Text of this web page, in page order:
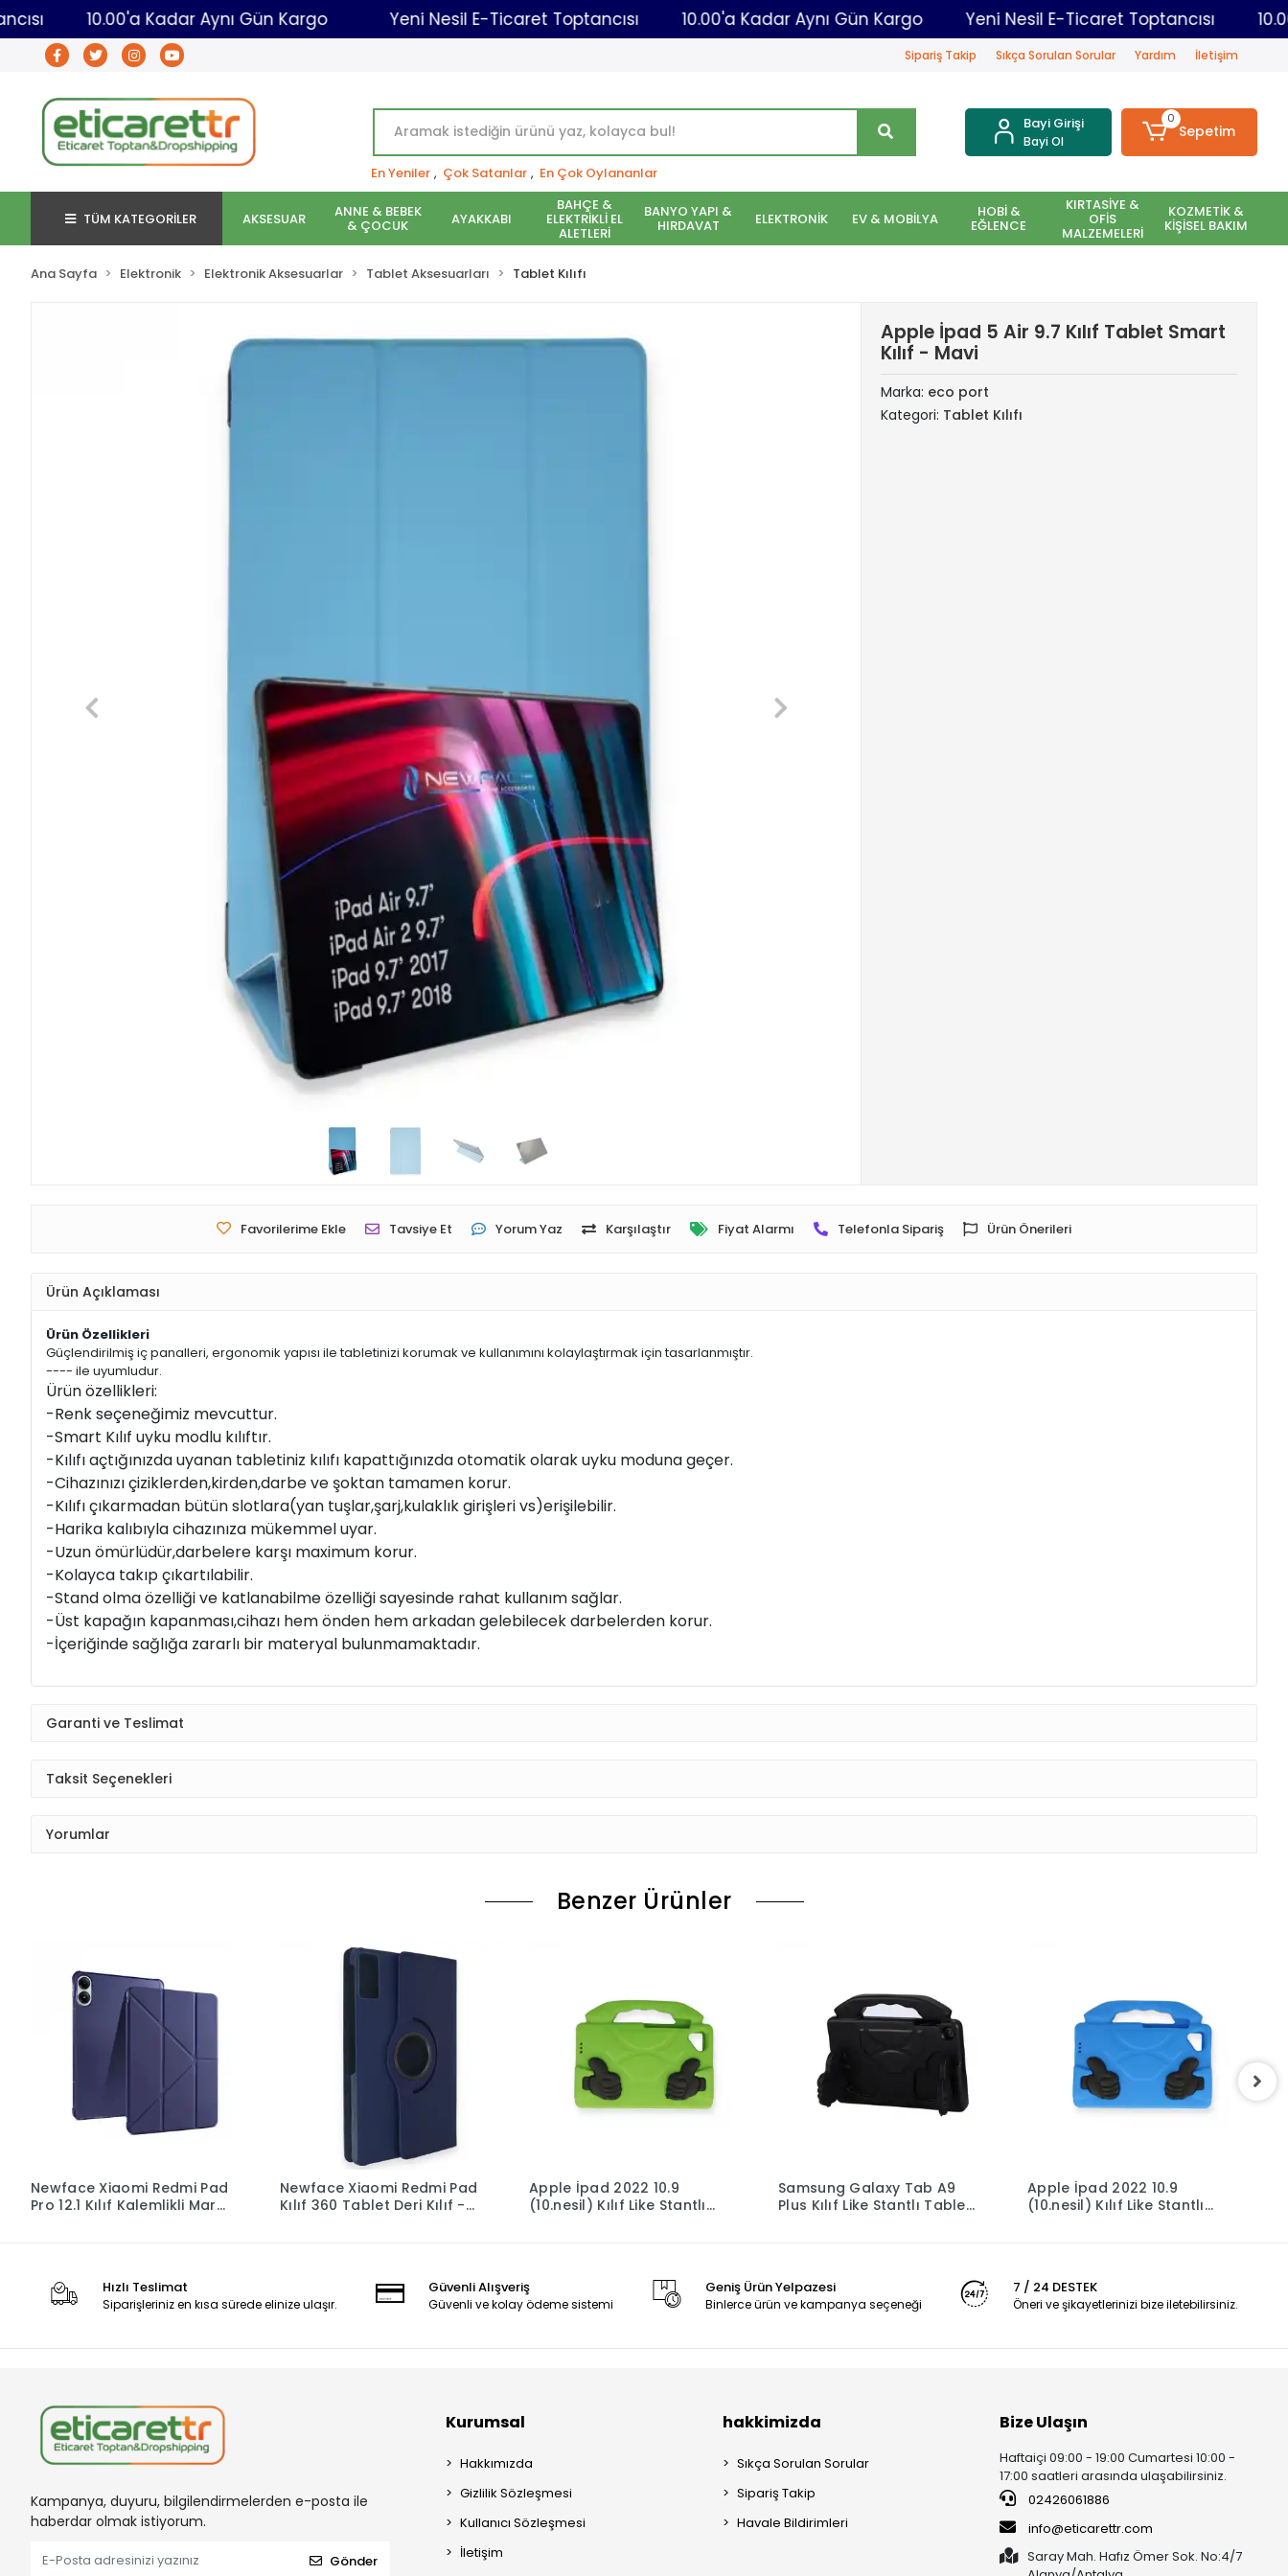
Toptancısı 10.00'a Kadar Aynı Gün Kargo Yeni Nesil E-Ticaret Toptancısı 10.00'a Kadar Aynı Gün Kargo Yeni Nesil E-Ticaret Toptancısı
Sipariş Takip Sıkça Sorulan Sorular Yardım İletişim
En Yeniler , Çok Satanlar , En Çok Oylananlar
Bayi Girişi
Bayi Ol
0
Sepetim
TÜM KATEGORİLER AKSESUAR ANNE & BEBEK
& ÇOCUK AYAKKABI
BAHÇE &
ELEKTRİKLİ EL
ALETLERİ
BANYO YAPI &
HIRDAVAT ELEKTRONİK EV & MOBİLYA HOBİ &
EĞLENCE
KIRTASİYE &
OFİS
MALZEMELERİ
KOZMETİK &
KİŞİSEL BAKIM
Ana Sayfa Elektronik Elektronik Aksesuarlar Tablet Aksesuarları Tablet Kılıfı
Apple İpad 5 Air 9.7 Kılıf Tablet Smart
Kılıf - Mavi
Marka: eco port
Kategori: Tablet Kılıfı
Favorilerime Ekle Tavsiye Et Yorum Yaz Karşılaştır Fiyat Alarmı Telefonla Sipariş Ürün Önerileri
Ürün Açıklaması
Ürün Özellikleri
Güçlendirilmiş iç panalleri, ergonomik yapısı ile tabletinizi korumak ve kullanımını kolaylaştırmak için tasarlanmıştır.
---- ile uyumludur.
Ürün özellikleri:
-Renk seçeneğimiz mevcuttur.
-Smart Kılıf uyku modlu kılıftır.
-Kılıfı açtığınızda uyanan tabletiniz kılıfı kapattığınızda otomatik olarak uyku moduna geçer.
-Cihazınızı çiziklerden,kirden,darbe ve şoktan tamamen korur.
-Kılıfı çıkarmadan bütün slotlara(yan tuşlar,şarj,kulaklık girişleri vs)erişilebilir.
-Harika kalıbıyla cihazınıza mükemmel uyar.
-Uzun ömürlüdür,darbelere karşı maximum korur.
-Kolayca takıp çıkartılabilir.
-Stand olma özelliği ve katlanabilme özelliği sayesinde rahat kullanım sağlar.
-Üst kapağın kapanması,cihazı hem önden hem arkadan gelebilecek darbelerden korur.
-İçeriğinde sağlığa zararlı bir materyal bulunmamaktadır.
Garanti ve Teslimat
Taksit Seçenekleri
Yorumlar
Benzer Ürünler
Newface Xiaomi Redmi Pad
Pro 12.1 Kılıf Kalemlikli Mars
Newface Xiaomi Redmi Pad
Kılıf 360 Tablet Deri Kılıf -
Apple İpad 2022 10.9
(10.nesil) Kılıf Like Stantlı
Samsung Galaxy Tab A9
Plus Kılıf Like Stantlı Tablet
Apple İpad 2022 10.9
(10.nesil) Kılıf Like Stantlı
Hızlı Teslimat
Siparişleriniz en kısa sürede elinize ulaşır.
Güvenli Alışveriş
Güvenli ve kolay ödeme sistemi
Geniş Ürün Yelpazesi
Binlerce ürün ve kampanya seçeneği
7 / 24 DESTEK
Öneri ve şikayetlerinizi bize iletebilirsiniz.
Kampanya, duyuru, bilgilendirmelerden e-posta ile
haberdar olmak istiyorum.
Gönder
Kurumsal
Hakkımızda
Gizlilik Sözleşmesi
Kullanıcı Sözleşmesi
İletişim
hakkimizda
Sıkça Sorulan Sorular
Sipariş Takip
Havale Bildirimleri
Bize Ulaşın
Haftaiçi 09:00 - 19:00 Cumartesi 10:00 -
17:00 saatleri arasında ulaşabilirsiniz.
02426061886
info@eticarettr.com
Saray Mah. Hafız Ömer Sok. No:4/7